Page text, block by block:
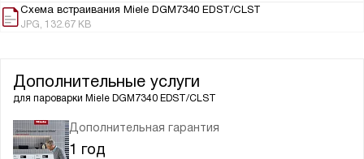
Схема встраивания Miele DGM7340 EDST/CLST
JPG, 132.67 KB
Дополнительные услуги
для пароварки Miele DGM7340 EDST/CLST
Дополнительная гарантия
1 год